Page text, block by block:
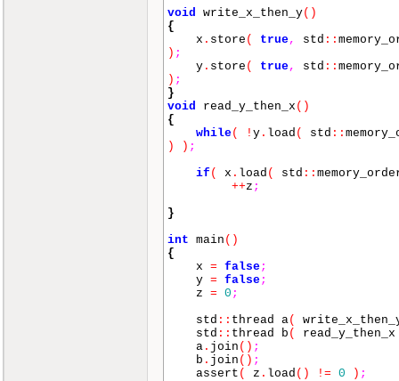
void write_x_then_y()
{
x . store ( true, std ::
) ;
y . store ( true, std ::
) ;
}
void read_y_then_x ()
{
while( ! y . load ( std ::
)
) ;
if ( x . load ( std ::
++z ;
}
int main ()
{
x = false;
y = false;
z = 0 ;
std :: thread a(
std :: thread b (
a . join () ;
b . join () ;
assert ( z . load () != 0 ) ;